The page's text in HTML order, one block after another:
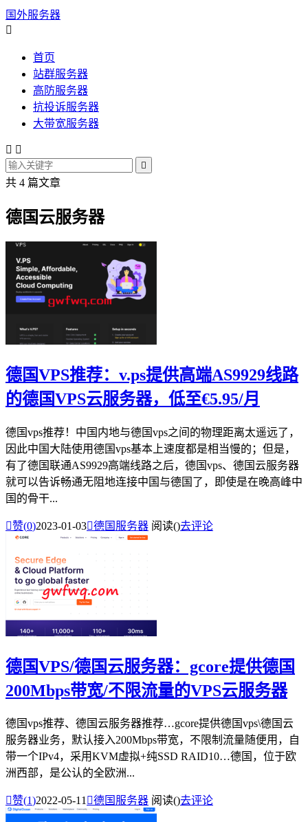
国外服务器

首页
站群服务器
高防服务器
抗投诉服务器
大带宽服务器
 

共 4 篇文章
德国云服务器
德国VPS推荐：v.ps提供高端AS9929线路
的德国VPS云服务器，低至€5.95/月
德国vps推荐！中国内地与德国vps之间的物理距离太遥远了，
因此中国大陆使用德国vps基本上速度都是相当慢的；但是，
有了德国联通AS9929高端线路之后，德国vps、德国云服务器
就可以告诉畅通无阻地连接中国与德国了，即使是在晚高峰中
国的骨干...
赞(0)2023-01-03德国服务器 阅读()去评论
德国VPS/德国云服务器：gcore提供德国
200Mbps带宽/不限流量的VPS云服务器
德国vps推荐、德国云服务器推荐…gcore提供德国vps\德国云
服务器业务，默认接入200Mbps带宽，不限制流量随便用，自
带一个IPv4，采用KVM虚拟+纯SSD RAID10…德国，位于欧
洲西部，是公认的全欧洲...
赞(1)2022-05-11德国服务器 阅读()去评论